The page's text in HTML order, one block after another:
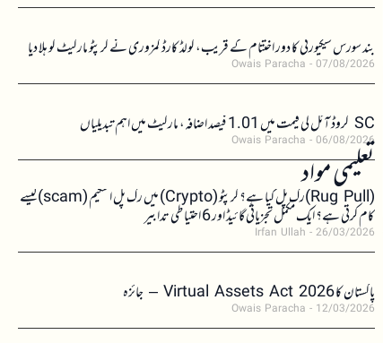
بند سورس سیکیورٹی کا دور اختتام کے قریب، کولڈ کارڈ کمزوری نے کرپٹو مارکیٹ کو ہلا دیا
Owais Paracha 07/08/2026
SC کروڈ آئل کی قیمت میں 1.01 فیصد اضافہ، مارکیٹ میں اہم تبدیلیاں
Owais Paracha 06/08/2026
تعلیمی مواد (Rug Pull)رگ پل کیا ہے؟ کرپٹو (Crypto) میں رگ پل اسکیم (scam)کیسے
کام کرتی ہے؟ ایک مکمل تجزیاتی گائیڈ اور 6 احتیاطی تدابیر
Irfan Ullah 26/03/2026
پاکستان کا Virtual Assets Act 2026 – جائزہ
Owais Paracha 12/03/2026